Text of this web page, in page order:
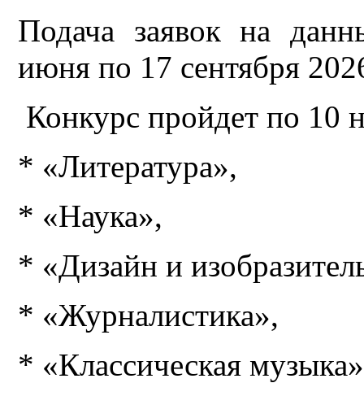
Подача заявок на
июня по 17 сентября
Конкурс пройдет по 10
* «Литература»,
* «Наука»,
* «Дизайн и
* «Журналистика»,
* «Классическая